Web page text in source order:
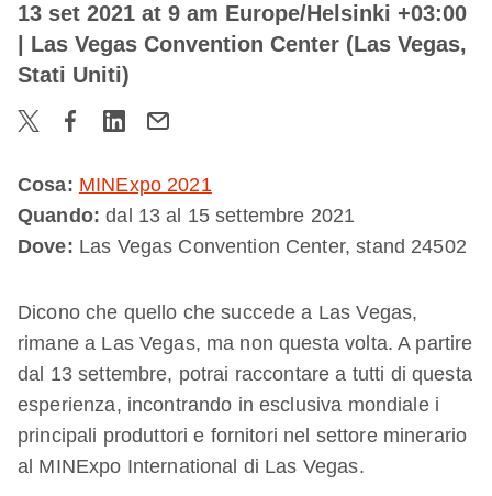
13 set 2021 at 9 am Europe/Helsinki +03:00
| Las Vegas Convention Center (Las Vegas,
Stati Uniti)
Cosa: MINExpo 2021
Quando: dal 13 al 15 settembre 2021
Dove: Las Vegas Convention Center, stand 24502
Dicono che quello che succede a Las Vegas,
rimane a Las Vegas, ma non questa volta. A partire
dal 13 settembre, potrai raccontare a tutti di questa
esperienza, incontrando in esclusiva mondiale i
principali produttori e fornitori nel settore minerario
al MINExpo International di Las Vegas.